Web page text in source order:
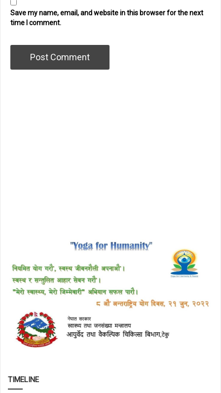
Save my name, email, and website in this browser for the next
time I comment.
TIMELINE